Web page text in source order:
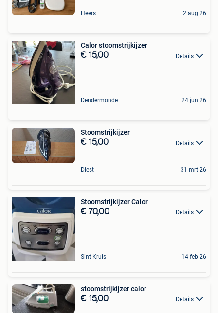
Heers 2 aug 26
Calor stoomstrijkijzer
€ 15,00 Details
Dendermonde 24 jun 26
Stoomstrijkijzer
€ 15,00 Details
Diest 31 mrt 26
Stoomstrijkijzer Calor
€ 70,00 Details
Sint-Kruis 14 feb 26
stoomstrijkijzer calor
€ 15,00 Details